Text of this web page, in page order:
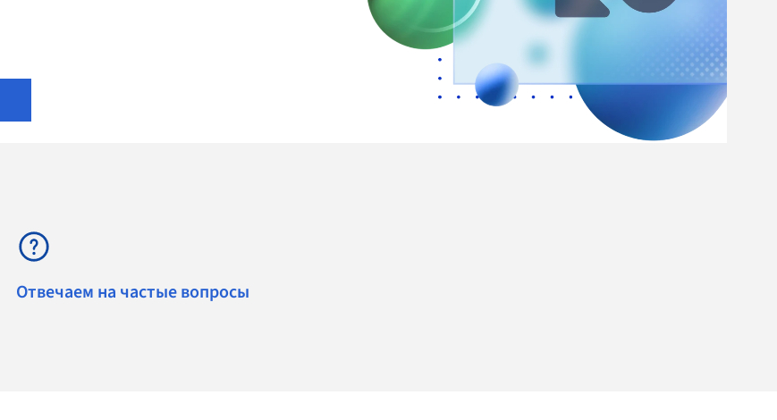
Отвечаем на частые вопросы